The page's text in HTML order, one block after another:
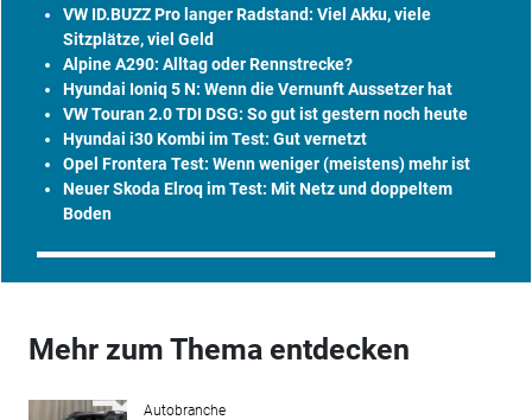
VW ID.BUZZ Pro langer Radstand: Viel Akku, viele
Sitzplätze, viel Geld
Alpine A290: Alltag oder Rennstrecke?
Hyundai Ioniq 5 N: Wenn die Vernunft Aussetzer hat
VW Touran 2.0 TDI DSG: So gut ist gestern noch heute
Hyundai i30 Kombi im Test: Gut vernetzt
Opel Frontera Test: Wenn weniger (meistens) mehr ist
Neuer Skoda Elroq im Test: Mit Netz und doppeltem
Boden
Mehr zum Thema entdecken
Autobranche